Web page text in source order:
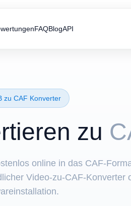
FAQBlogAPI
zu ⁦CAF⁩ Konverter
zu
online in das CAF-
Video-zu-CAF-Konverter